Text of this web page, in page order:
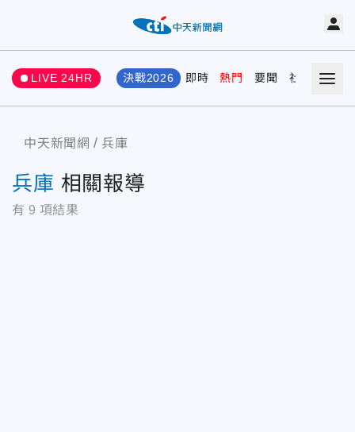
LIVE 24HR 決戰2026 即時 熱門 要聞 社會 娛樂
中天新聞網 兵庫
兵庫 相關報導
有 9 項結果